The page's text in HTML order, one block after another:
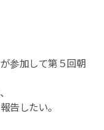
参加して第５回朝
告したい。